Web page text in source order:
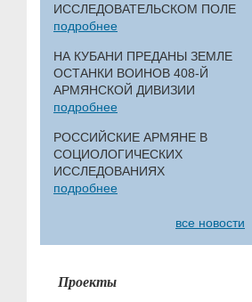
ИССЛЕДОВАТЕЛЬСКОМ ПОЛЕ
подробнее
НА КУБАНИ ПРЕДАНЫ ЗЕМЛЕ
ОСТАНКИ ВОИНОВ 408-Й
АРМЯНСКОЙ ДИВИЗИИ
подробнее
РОССИЙСКИЕ АРМЯНЕ В
СОЦИОЛОГИЧЕСКИХ
ИССЛЕДОВАНИЯХ
подробнее
все новости
Проекты